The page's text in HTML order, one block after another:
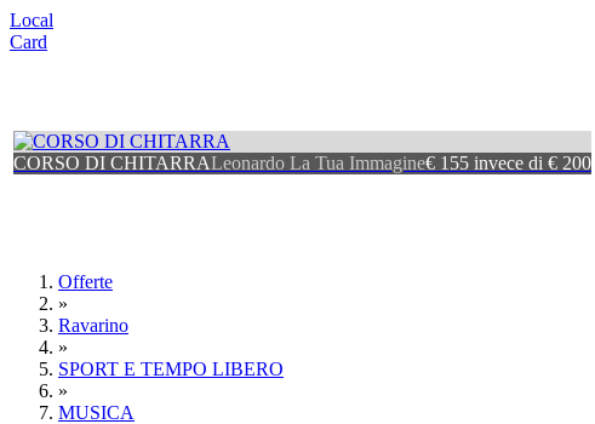
Local
Card
CORSO DI CHITARRALeonardo La Tua Immagine€ 155 invece di € 200
Offerte
»
Ravarino
»
SPORT E TEMPO LIBERO
»
MUSICA